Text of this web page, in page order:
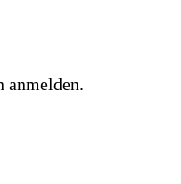
anmelden.